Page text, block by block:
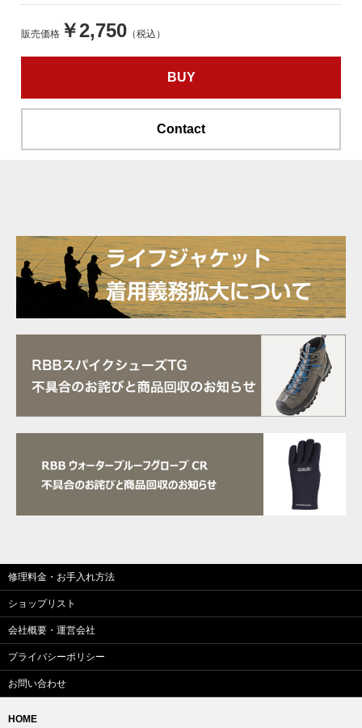
販売価格 ￥2,750 （税込）
BUY
Contact
修理料金・お手入れ方法
ショップリスト
会社概要・運営会社
プライバシーポリシー
お問い合わせ
HOME